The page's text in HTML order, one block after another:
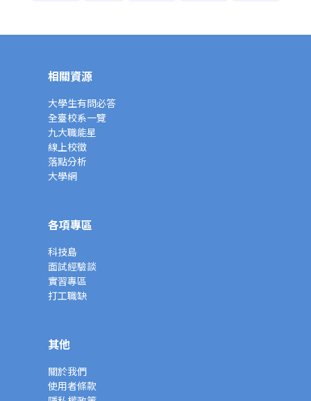
相關資源
大學生有問必答
全臺校系一覽
九大職能星
線上校徵
落點分析
大學網
各項專區
科技島
面試經驗談
實習專區
打工職缺
其他
關於我們
使用者條款